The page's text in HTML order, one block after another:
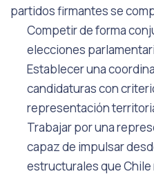
partidos firmantes se
Competir de forma
elecciones
Establecer una
candidaturas con
representación
Trabajar por una
capaz de impulsar
estructurales que